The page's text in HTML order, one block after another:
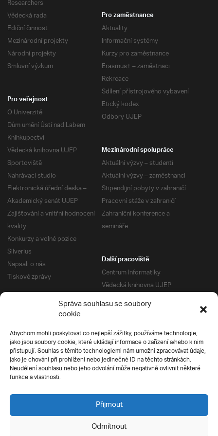
Správa souhlasu se soubory
cookie
Abychom mohli poskytovat co nejlepší zážitky, používáme technologie,
jako jsou soubory cookie, které ukládají informace o zařízení a/nebo k nim
přistupují. Souhlas s těmito technologiemi nám umožní zpracovávat údaje,
jako je chování při prohlížení nebo jedinečné ID na těchto stránkách.
Neudělení souhlasu nebo jeho odvolání může negativně ovlivnit některé
funkce a vlastnosti.
Přijmout
Odmítnout
Researchers
Vědecká rada
Ediční činnost
Mezinárodní projekty
Národní projekty
Smluvní výzkum
Pro zaměstnance
Aktuality
Informační systémy
Kurzy pro zaměstnance
Erasmus+ – zaměstnaci
Rekreace
Sdílení přístrojového vybavení
Etický kodex
Odbory UJEP
Pro veřejnost
O Univerzitě
Dům umění Ústí nad Labem
Knihkupectví
Vědecká knihovna UJEP
Sportoviště
Nahrávací studio
Elektronická úřední deska –
Akademický senát UJEP
Zajišťování a vnitřní hodnocení
kvality
Konkurzy a volné pozice
Silverius
Napsali o nás
Tiskové zprávy
Mezinárodní spolupráce
Aktuální výzvy – studenti
Aktuální výzvy – zaměstnanci
Stipendijní pobyty v zahraničí
Pracovní stáže v zahraničí
Zahraniční konference a
semináře
Další pracoviště
Centrum Informatiky
Vědecká knihovna UJEP
Správa kolejí a menz
Univerzitní centrum podpory
Silverius
Pro uchazeče
Přijímací řízení
E-prihlaska
Přípravné kurzy
Ochrana soukromí